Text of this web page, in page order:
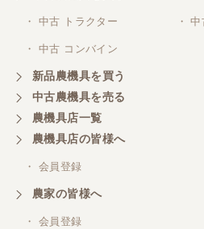
す。 稲刈り後、メンテし
うでしたらよろしくお願い
福岡県／あらら還
素早く丁寧にされる社長さ
・ 中古 トラクター ・
・ 中古 コンバイン
新品農機具を買う
中古農機具を売る
農機具店一覧
農機具店の皆様へ
・ 会員登録
農家の皆様へ
・ 会員登録